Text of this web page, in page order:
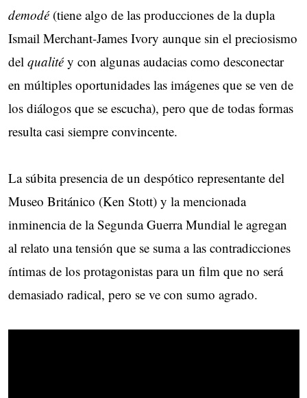
demodé(tiene algo de las producciones de la dupla
Ismail Merchant-James Ivory aunque sin el preciosismo
del qualitéy con algunas audacias como desconectar
en múltiples oportunidades las imágenes que se ven de
los diálogos que se escucha), pero que de todas formas
resulta casi siempre convincente.
La súbita presencia de un despótico representante del
Museo Británico (Ken Stott) y la mencionada
inminencia de la Segunda Guerra Mundial le agregan
al relato una tensión que se suma a las contradicciones
íntimas de los protagonistas para un film que no será
demasiado radical, pero se ve con sumo agrado.